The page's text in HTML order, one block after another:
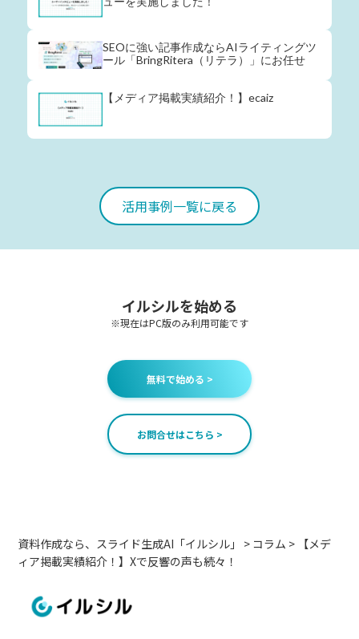
SEOに強い記事作成ならAIライティングツ
ール「BringRitera（リテラ）」にお任せ
【メディア掲載実績紹介！】ecaiz
活用事例一覧に戻る
イルシルを始める
※現在はPC版のみ利用可能です
無料で始める >
お問合せはこちら >
資料作成なら、スライド生成AI「イルシル」 > コラム > 【メデ
ィア掲載実績紹介！】Xで反響の声も続々！